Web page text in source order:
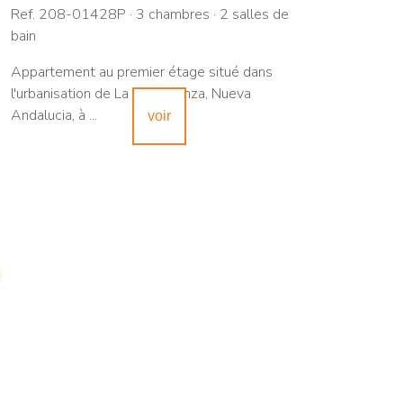
Ref. 208-01428P · 3 chambres · 2 salles de
bain
Appartement au premier étage situé dans
l'urbanisation de La Maestranza, Nueva
Andalucia, à ...
voir